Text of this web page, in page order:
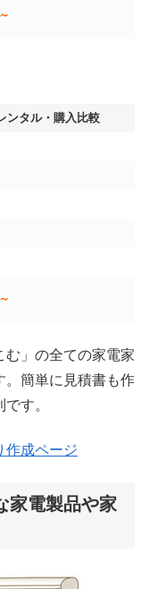
ンタル・購入比較
む」の全ての家電家
。簡単に見積書も作
す。
作成ページ
家電製品や家